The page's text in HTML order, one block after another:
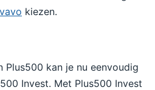
kiezen.
Plus500 kan je nu eenvoudig
Invest. Met Plus500 Invest